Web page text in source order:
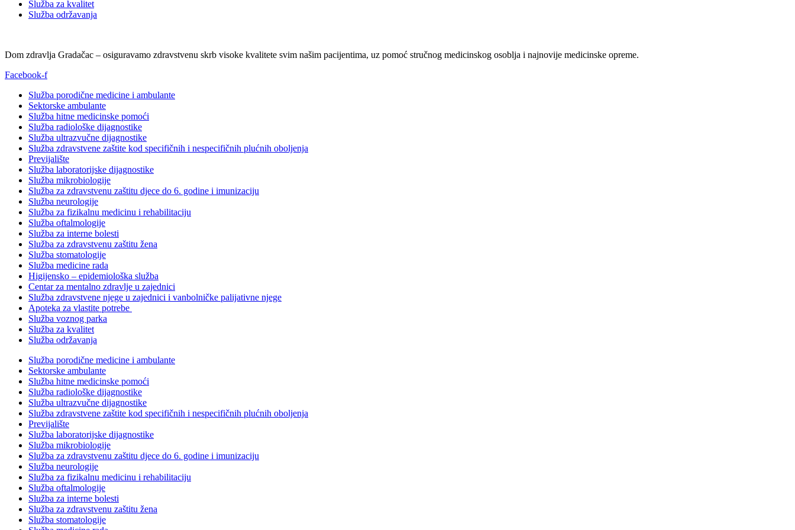
Služba za kvalitet
Služba održavanja
Dom zdravlja Gradačac – osiguravamo zdravstvenu skrb visoke kvalitete svim našim pacijentima, uz pomoć stručnog medicinskog osoblja i najnovije medicinske opreme.
Facebook-f
Služba porodične medicine i ambulante
Sektorske ambulante
Služba hitne medicinske pomoći
Služba radiološke dijagnostike
Služba ultrazvučne dijagnostike
Služba zdravstvene zaštite kod specifičnih i nespecifičnih plućnih oboljenja
Previjalište
Služba laboratorijske dijagnostike
Služba mikrobiologije
Služba za zdravstvenu zaštitu djece do 6. godine i imunizaciju
Služba neurologije
Služba za fizikalnu medicinu i rehabilitaciju
Služba oftalmologije
Služba za interne bolesti
Služba za zdravstvenu zaštitu žena
Služba stomatologije
Služba medicine rada
Higijensko – epidemiološka služba
Centar za mentalno zdravlje u zajednici
Služba zdravstvene njege u zajednici i vanbolničke palijativne njege
Apoteka za vlastite potrebe
Služba voznog parka
Služba za kvalitet
Služba održavanja
Služba porodične medicine i ambulante
Sektorske ambulante
Služba hitne medicinske pomoći
Služba radiološke dijagnostike
Služba ultrazvučne dijagnostike
Služba zdravstvene zaštite kod specifičnih i nespecifičnih plućnih oboljenja
Previjalište
Služba laboratorijske dijagnostike
Služba mikrobiologije
Služba za zdravstvenu zaštitu djece do 6. godine i imunizaciju
Služba neurologije
Služba za fizikalnu medicinu i rehabilitaciju
Služba oftalmologije
Služba za interne bolesti
Služba za zdravstvenu zaštitu žena
Služba stomatologije